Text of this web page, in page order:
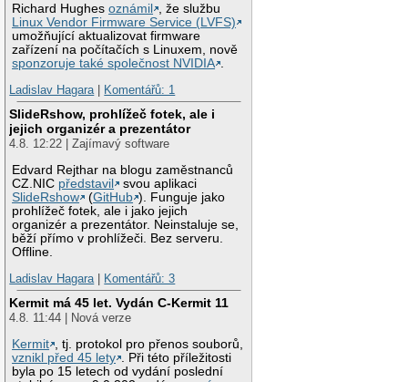
Richard Hughesoznámil
, že službu
Linux Vendor Firmware Service (LVFS)
umožňující aktualizovat firmware
zařízení na počítačích s Linuxem, nově
sponzoruje také společnost NVIDIA
Ladislav Hagara| Komentářů: 1
SlideRshow, prohlížeč fotek, ale i
jejich organizér a prezentátor
4.8. 12:22 | Zajímavý software
Edvard Rejthar na blogu zaměstnanců
CZ.NIC představil
svou aplikaci
SlideRshow
(GitHub ). Funguje jako
prohlížeč fotek, ale i jako jejich
organizér a prezentátor. Neinstaluje se,
běží přímo v prohlížeči. Bez serveru.
Offline.
Ladislav Hagara| Komentářů: 3
Kermit má 45 let. Vydán C-Kermit 11
4.8. 11:44 | Nová verze
Kermit
, tj. protokol pro přenos souborů,
vznikl před 45 lety
. Při této příležitosti
byla po 15 letech od vydání poslední